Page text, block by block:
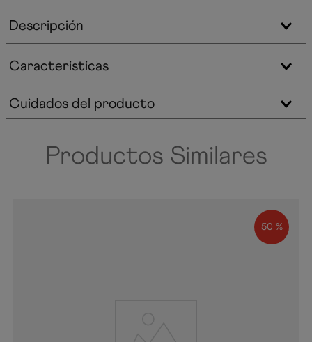
Descripción
Caracteristicas
Cuidados del producto
Productos Similares
50 %